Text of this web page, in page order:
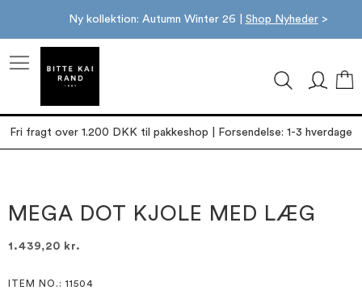
Ny kollektion: Autumn Winter 26 | Shop Nyheder>
Fri fragt over 1.200 DKK til pakkeshop | Forsendelse: 1-3 hverdage
slutningen
af
starten
af
MEGA DOT KJOLE MED LÆG
1.439,20 kr.
ITEM NO. : 11504